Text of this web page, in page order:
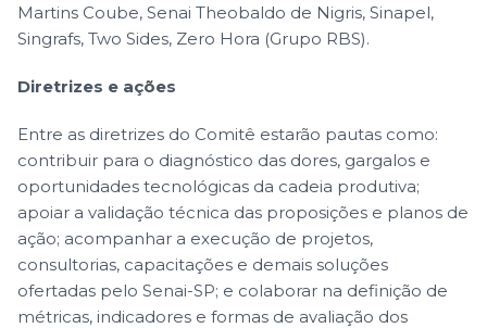
Martins Coube, Senai Theobaldo de Nigris, Sinapel,
Singrafs, Two Sides, Zero Hora (Grupo RBS).
Diretrizes e ações
Entre as diretrizes do Comitê estarão pautas como:
contribuir para o diagnóstico das dores, gargalos e
oportunidades tecnológicas da cadeia produtiva;
apoiar a validação técnica das proposições e planos de
ação; acompanhar a execução de projetos,
consultorias, capacitações e demais soluções
ofertadas pelo Senai-SP; e colaborar na definição de
métricas, indicadores e formas de avaliação dos